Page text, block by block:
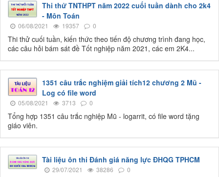
Thi thử TNTHPT năm 2022 cuối tuần dành cho 2k4
- Môn Toán
06/08/2021 19357 0
Thi thử cuối tuần, kiến thức theo tiến độ chương trình đang học,
các câu hỏi bám sát đề Tốt nghiệp năm 2021, các em 2K4...
1351 câu trắc nghiệm giải tích12 chương 2 Mũ -
Log có file word
05/08/2021 3713 0
Tổng hợp 1351 câu trắc nghiệp Mũ - logarrit, có file word tặng
giáo viên.
Tài liệu ôn thi Đánh giá năng lực ĐHQG TPHCM
29/07/2021 38286 0